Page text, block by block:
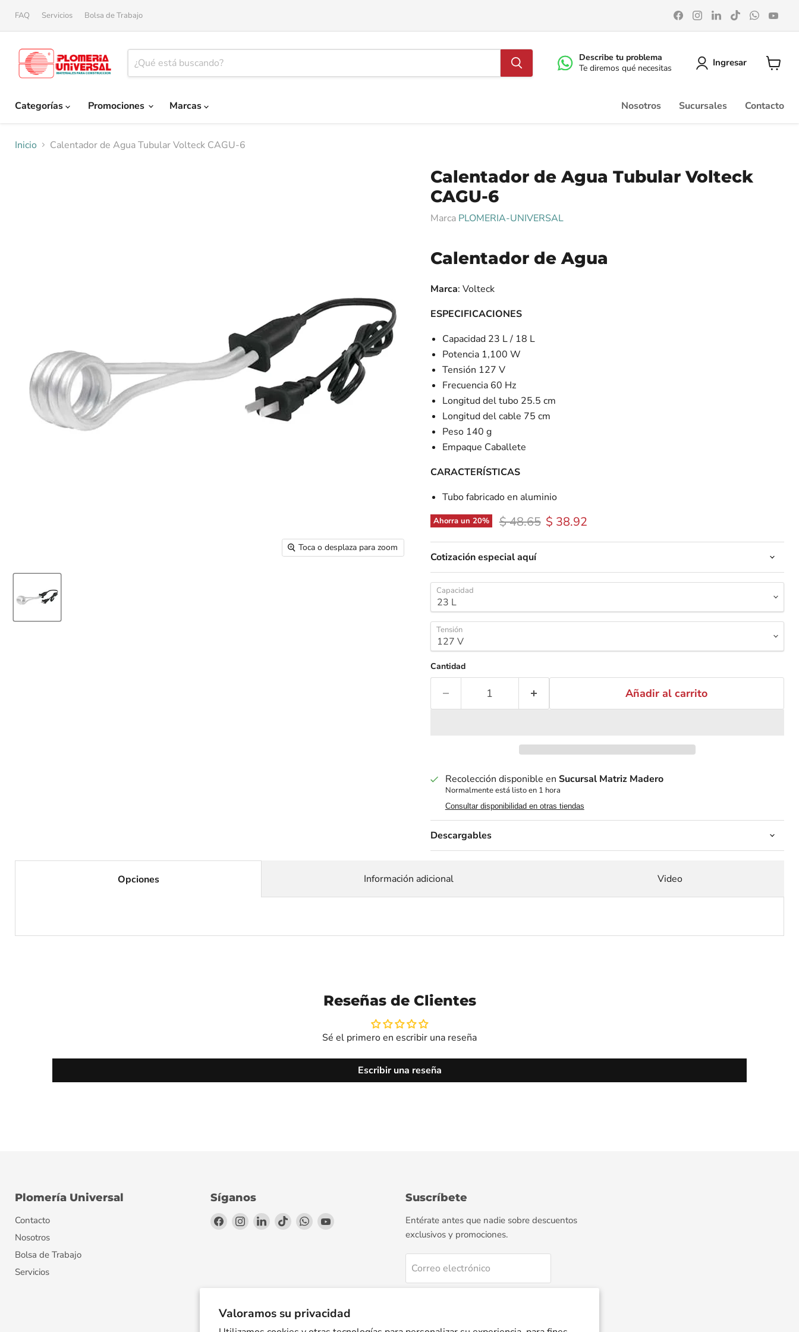
Valoramos su privacidad
FAQ Servicios Bolsa de Trabajo
Encuéntrenos
en
Facebook
Encuéntrenos
en
Instagram
Encuéntrenos
en
LinkedIn
Encuéntrenos
en
TikTok
en
Describe tu problema
Te diremos qué necesitas
Ingresar
Categorías
Promociones Marcas Nosotros Sucursales Contacto
Inicio Calentador de Agua Tubular Volteck CAGU-6
Toca o desplaza para zoom
Calentador de Agua Tubular Volteck
CAGU-6
Marca PLOMERIA-UNIVERSAL
Calentador de Agua
Marca: Volteck
ESPECIFICACIONES
Capacidad 23 L / 18 L
Potencia 1,100 W
Tensión 127 V
Frecuencia 60 Hz
Longitud del tubo 25.5 cm
Longitud del cable 75 cm
Peso 140 g
Empaque Caballete
CARACTERÍSTICAS
Tubo fabricado en aluminio
Ahorra un 20% Precio original
$ 48.65 Precio actual
$ 38.92
Cotización especial aquí
Capacidad
Tensión
Cantidad
Añadir al carrito
Recolección disponible en Sucursal Matriz Madero
Normalmente está listo en 1 hora
Consultar disponibilidad en otras tiendas
Descargables
Opciones Información adicional Video
Reseñas de Clientes
Sé el primero en escribir una reseña
Escribir una reseña
Plomería Universal
Contacto
Nosotros
Bolsa de Trabajo
Servicios
Síganos
Encuéntrenos
Encuéntrenos
Encuéntrenos
Encuéntrenos
Encuéntrenos
Encuéntrenos
Suscríbete
Entérate antes que nadie sobre descuentos
exclusivos y promociones.
Correo electrónico